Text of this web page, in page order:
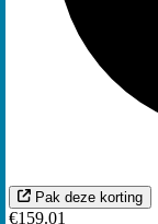
Pak deze korting
€159.01